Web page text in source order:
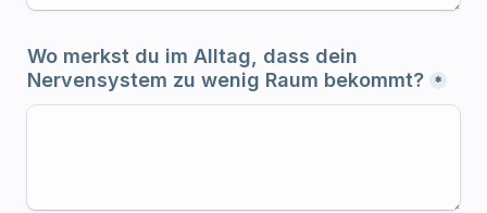
Wo merkst du im Alltag, dass dein
Nervensystem zu wenig Raum bekommt? *